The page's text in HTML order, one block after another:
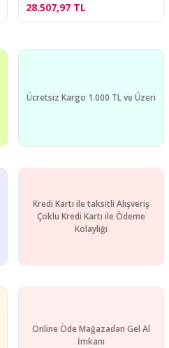
28.507,97 TL
Ücretsiz Kargo 1.000 TL ve Üzeri
Kredi Kartı ile taksitli Alışveriş
Çoklu Kredi Kartı ile Ödeme
Kolaylığı
Online Öde Mağazadan Gel Al
İmkanı